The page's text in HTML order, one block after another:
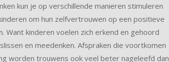
kun je op verschillende manieren stimuleren
om hun zelfvertrouwen op een positieve
Want kinderen voelen zich erkend en gehoord
en meedenken. Afspraken die voortkomen
worden trouwens ook veel beter nageleefd dan